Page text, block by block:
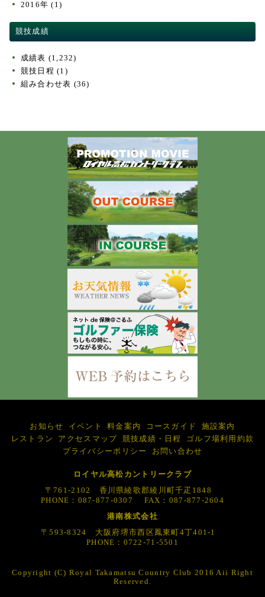
2016年 (1)
競技成績
成績表 (1,232)
競技日程 (1)
組み合わせ表 (36)
お知らせ イベント 料金案内 コースガイド
施設案内
レストラン
アクセスマップ 競技成績・日程
ゴルフ場利用約款
プライバシーポリシー
お問い合わせ
ロイヤル高松カントリークラブ
〒761-2102 香川県綾歌郡綾川町千疋1848
PHONE：087-877-0307 FAX：087-877-2604
港南株式会社
〒593-8324 大阪府堺市西区鳳東町4丁401-1
PHONE：0722-71-5501
Copyright (C) Royal Takamatsu Country Club 2016 Aii Right
Reserved.